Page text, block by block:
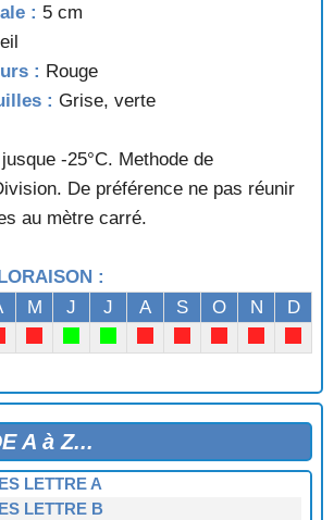
: 5 cm
: Rouge
: Grise, verte
-25°C. Methode de
De préférence ne pas réunir
au mètre carré.
:
M J J A S O N D
A à Z...
LETTRE A
LETTRE B